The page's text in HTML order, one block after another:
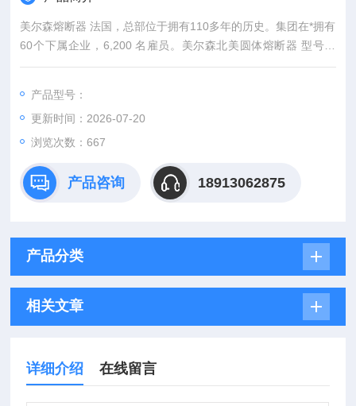
美尔森熔断器 法国，总部位于拥有110多年的历史。集团在*拥有
60个下属企业，6,200 名雇员。美尔森北美圆体熔断器 型号全
标准封装
产品型号：
更新时间：2026-07-20
浏览次数：667
产品咨询 18913062875
产品分类
相关文章
详细介绍 在线留言